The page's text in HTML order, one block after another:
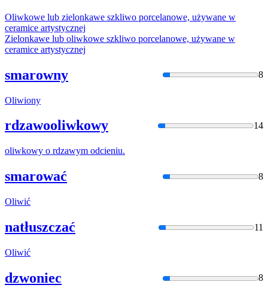
Oliwkowe lub zielonkawe szkliwo porcelanowe, używane w
ceramice artystycznej
Zielonkawe lub oliwkowe szkliwo porcelanowe, używane w
ceramice artystycznej
smarowny 8
Oliwiony
rdzawooliwkowy 14
oliwkowy o rdzawym odcieniu.
smarować 8
Oliwić
natłuszczać 11
Oliwić
dzwoniec 8